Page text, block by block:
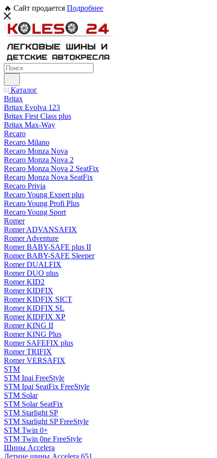
🔥 Сайт продается Подробнее
Каталог
Britax
Britax Evolva 123
Britax First Class plus
Britax Max-Way
Recaro
Recaro Milano
Recaro Monza Nova
Recaro Monza Nova 2
Recaro Monza Nova 2 SeatFix
Recaro Monza Nova SeatFix
Recaro Privia
Recaro Young Expert plus
Recaro Young Profi Plus
Recaro Young Sport
Romer
Romer ADVANSAFIX
Romer Adventure
Romer BABY-SAFE plus II
Romer BABY-SAFE Sleeper
Romer DUALFIX
Romer DUO plus
Romer KID2
Romer KIDFIX
Romer KIDFIX SICT
Romer KIDFIX SL
Romer KIDFIX XP
Romer KING II
Romer KING Plus
Romer SAFEFIX plus
Romer TRIFIX
Romer VERSAFIX
STM
STM Ipai FreeStyle
STM Ipai SeatFix FreeStyle
STM Solar
STM Solar SeatFix
STM Starlight SP
STM Starlight SP FreeStyle
STM Twin 0+
STM Twin 0ne FreeStyle
Шины Accelera
Летние шины Accelera 651